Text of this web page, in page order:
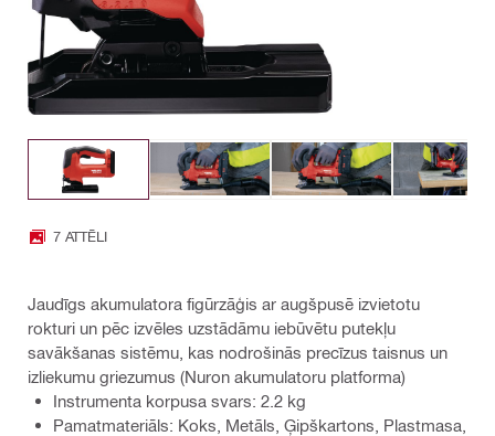
7 ATTĒLI
Jaudīgs akumulatora figūrzāģis ar augšpusē izvietotu
rokturi un pēc izvēles uzstādāmu iebūvētu putekļu
savākšanas sistēmu, kas nodrošinās precīzus taisnus un
izliekumu griezumus (Nuron akumulatoru platforma)
Instrumenta korpusa svars: 2.2 kg
Pamatmateriāls: Koks, Metāls, Ģipškartons, Plastmasa,